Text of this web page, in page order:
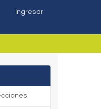
Ingresar